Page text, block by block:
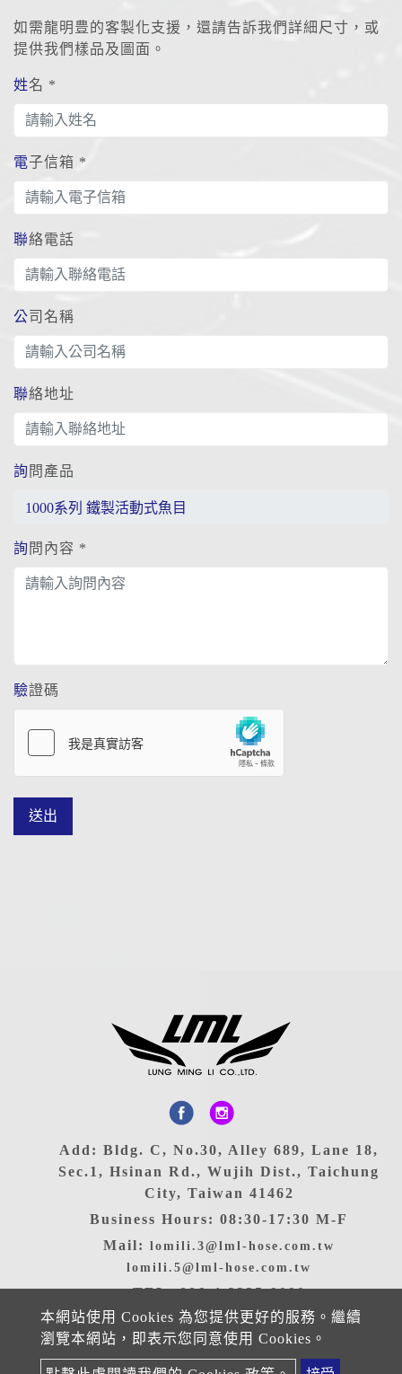
如需龍明豊的客製化支援，還請告訴我們詳細尺寸，或
提供我們樣品及圖面。
姓名 *
電子信箱 *
聯絡電話
公司名稱
聯絡地址
詢問產品
詢問內容 *
驗證碼
送出
本網站使用 Cookies 為您提供更好的服務。繼續
瀏覽本網站，即表示您同意使用 Cookies。
Add: Bldg. C, No.30, Alley 689, Lane 18,
Sec.1, Hsinan Rd., Wujih Dist., Taichung
City, Taiwan 41462
Business Hours: 08:30-17:30 M-F
Mail: lomili.3@lml-hose.com.tw
lomili.5@lml-hose.com.tw
TEL: 886-4-2335-9090
FAX: 886-4-2335-9191
Copyright ©2025 LUNG MING LI CO., LTD. All rights